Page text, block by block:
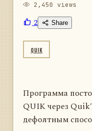
2,450 views
2 Share
QUIK
Программа
QUIK через
дефолтным